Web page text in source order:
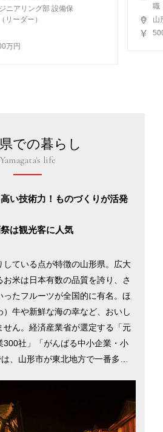
ニアリング部 設備保
リーダー）
万円
職
山
での暮らし
Yamagata's life
い技術力！ものづくりが活発
は観光客に人気
している点が特徴の山形県。広大
米は日本有数の品質を誇り、さ
ったフルーツが全国的に有名。ほ
牛や新鮮な海の幸など、おいし
せん。経済産業省が選定する「元
300社」「がんばる中小企業・小
、山形市が東北地方で一番多く
山形国際ドキュメンタリー映画
はじめ、ウインタースポーツを
が訪れます。県民の素朴で親切な